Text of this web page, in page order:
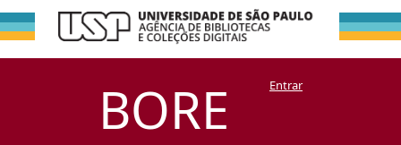
BORE
Filtrar por:
Assunto
DSpace/Manakin + CoriscoEntrar